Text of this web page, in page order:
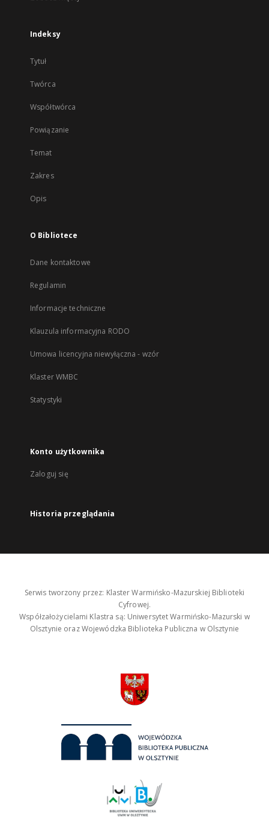
Indeksy
Tytuł
Twórca
Współtwórca
Powiązanie
Temat
Zakres
Opis
O Bibliotece
Dane kontaktowe
Regulamin
Informacje techniczne
Klauzula informacyjna RODO
Umowa licencyjna niewyłączna - wzór
Klaster WMBC
Statystyki
Konto użytkownika
Zaloguj się
Historia przeglądania
Serwis tworzony przez: Klaster Warmińsko-Mazurskiej Biblioteki
Cyfrowej.
Współzałożycielami Klastra są: Uniwersytet Warmińsko-Mazurski w
Olsztynie oraz Wojewódzka Biblioteka Publiczna w Olsztynie